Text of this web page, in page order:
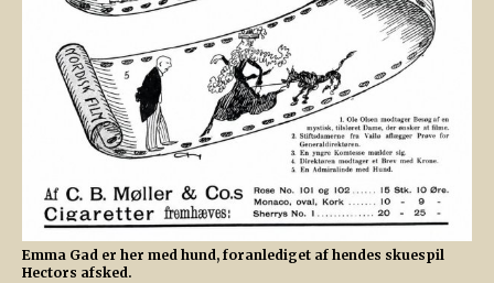
Emma Gad er her med hund, foranlediget af hendes skuespil
Hectors afsked.